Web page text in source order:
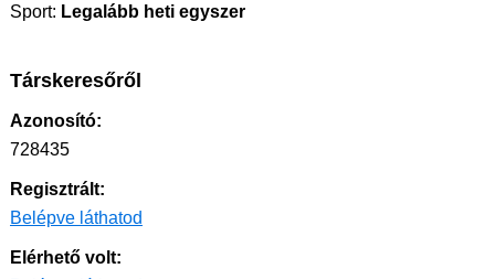
Sport: Legalább heti egyszer
Társkeresőről
Azonosító:
728435
Regisztrált:
Belépve láthatod
Elérhető volt: